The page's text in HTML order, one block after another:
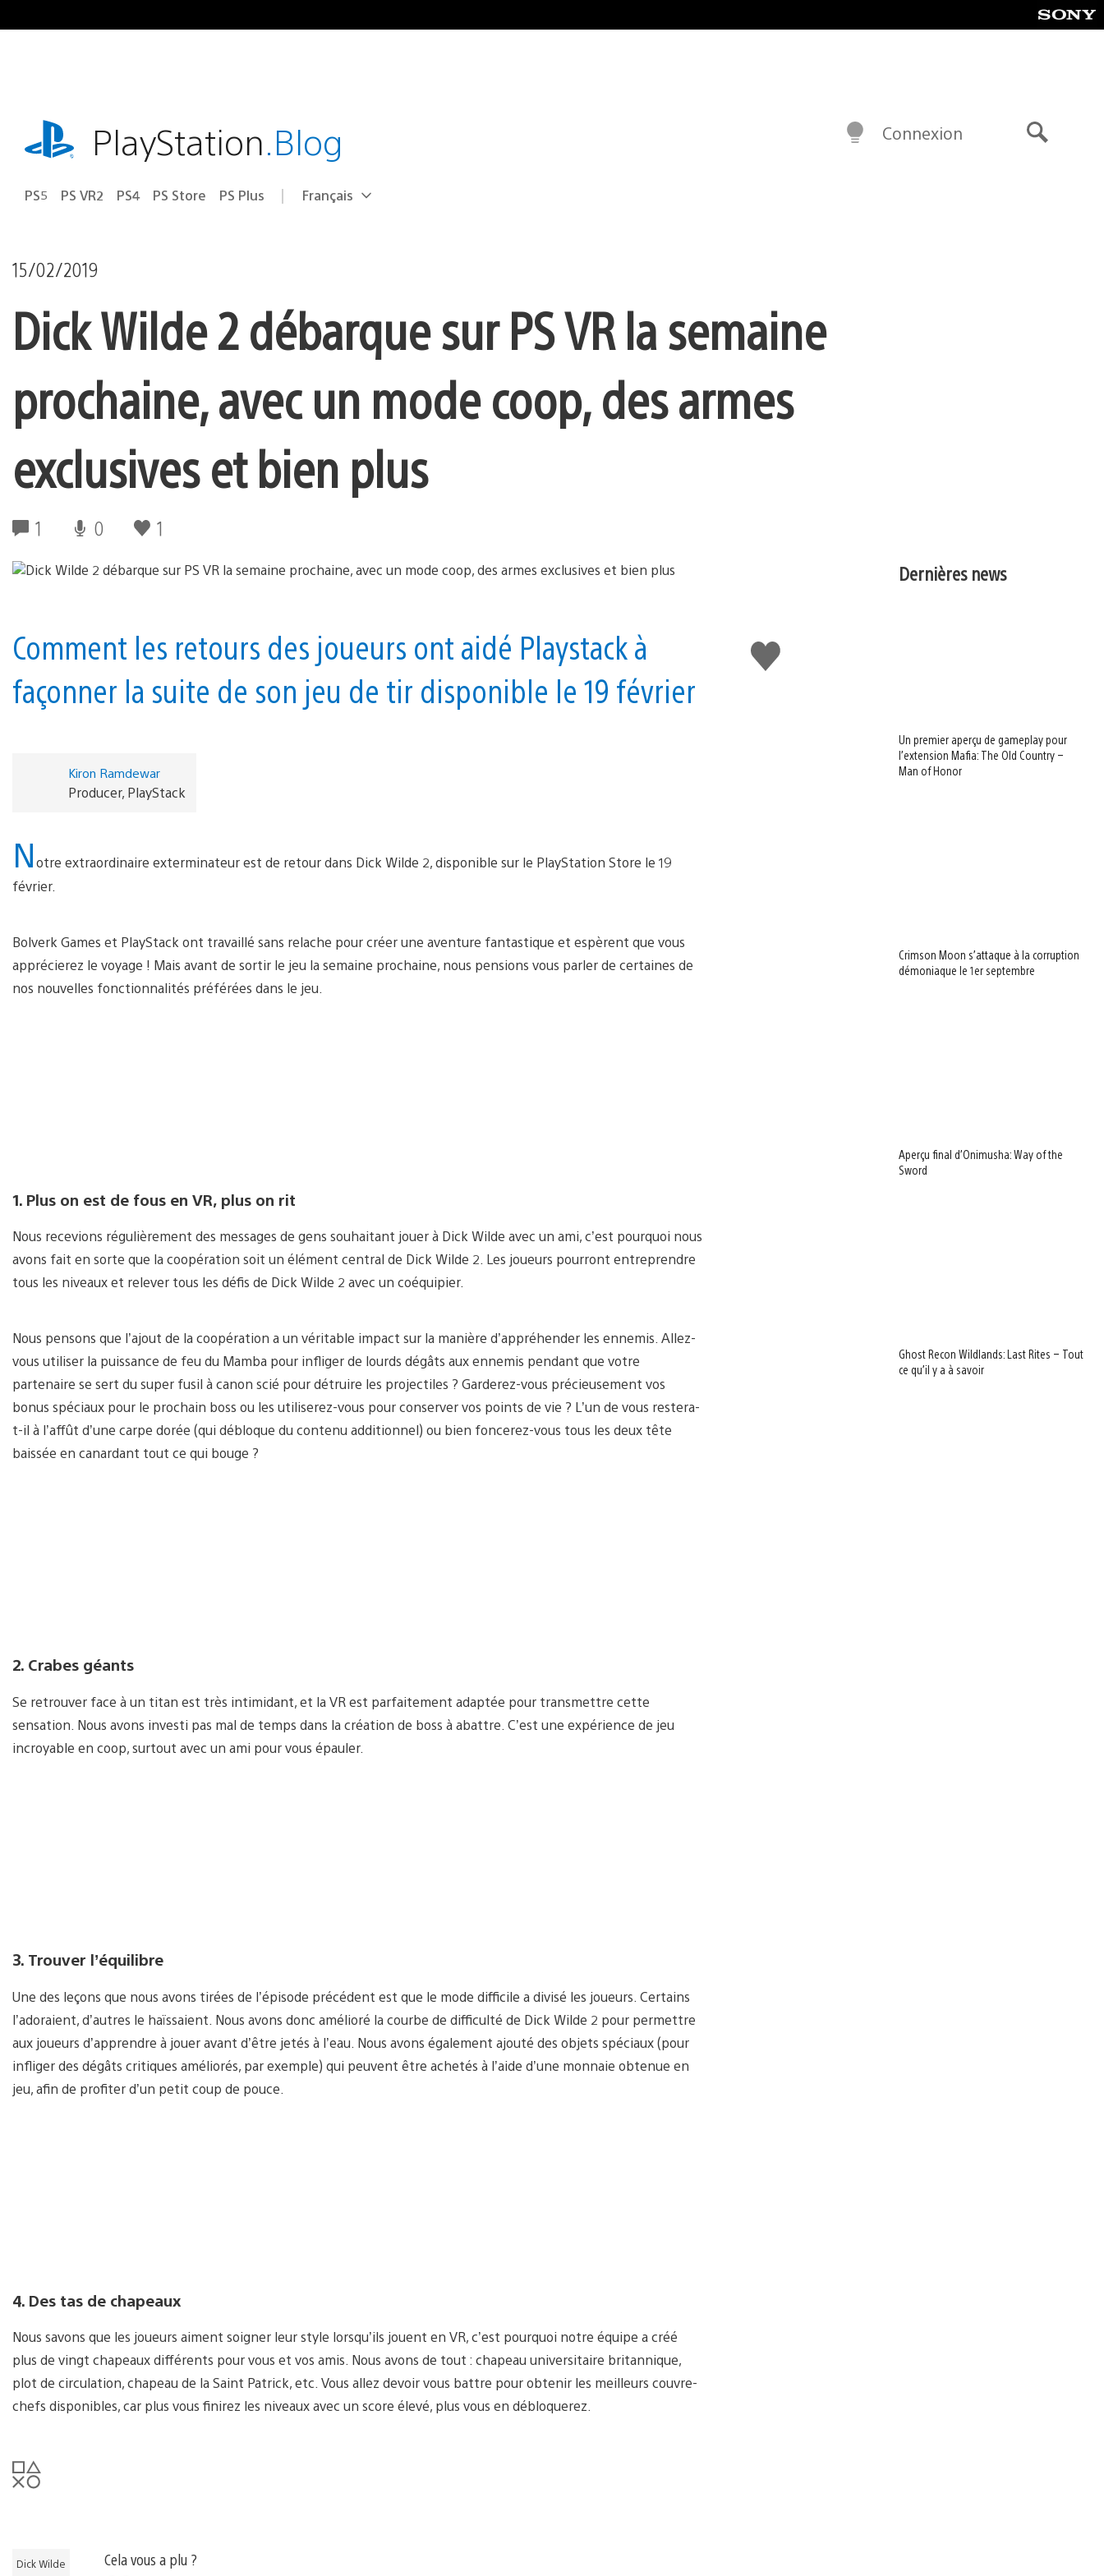
au
playstation.comPlayStation.Blog
PS5 PS VR2 PS4 PS Store PS Plus Choisir
Région
Français
Connexion
15/02/2019
Dick Wilde 2 débarque sur PS VR la semaine
prochaine, avec un mode coop, des armes
exclusives et bien plus
1 0 1
J'aime
Comment les retours des joueurs ont aidé Playstack à
façonner la suite de son jeu de tir disponible le 19 février
Kiron Ramdewar
Producer, PlayStack
Notre extraordinaire exterminateur est de retour dans Dick Wilde 2, disponible sur le PlayStation Store le 19
février.
Bolverk Games et PlayStack ont travaillé sans relache pour créer une aventure fantastique et espèrent que vous
apprécierez le voyage ! Mais avant de sortir le jeu la semaine prochaine, nous pensions vous parler de certaines de
nos nouvelles fonctionnalités préférées dans le jeu.
1. Plus on est de fous en VR, plus on rit
Nous recevions régulièrement des messages de gens souhaitant jouer à Dick Wilde avec un ami, c’est pourquoi nous
avons fait en sorte que la coopération soit un élément central de Dick Wilde 2. Les joueurs pourront entreprendre
tous les niveaux et relever tous les défis de Dick Wilde 2 avec un coéquipier.
Nous pensons que l’ajout de la coopération a un véritable impact sur la manière d’appréhender les ennemis. Allez-
vous utiliser la puissance de feu du Mamba pour infliger de lourds dégâts aux ennemis pendant que votre
partenaire se sert du super fusil à canon scié pour détruire les projectiles ? Garderez-vous précieusement vos
bonus spéciaux pour le prochain boss ou les utiliserez-vous pour conserver vos points de vie ? L’un de vous restera-
t-il à l’affût d’une carpe dorée (qui débloque du contenu additionnel) ou bien foncerez-vous tous les deux tête
baissée en canardant tout ce qui bouge ?
2. Crabes géants
Se retrouver face à un titan est très intimidant, et la VR est parfaitement adaptée pour transmettre cette
sensation. Nous avons investi pas mal de temps dans la création de boss à abattre. C’est une expérience de jeu
incroyable en coop, surtout avec un ami pour vous épauler.
3. Trouver l’équilibre
Une des leçons que nous avons tirées de l’épisode précédent est que le mode difficile a divisé les joueurs. Certains
l’adoraient, d’autres le haïssaient. Nous avons donc amélioré la courbe de difficulté de Dick Wilde 2 pour permettre
aux joueurs d’apprendre à jouer avant d’être jetés à l’eau. Nous avons également ajouté des objets spéciaux (pour
infliger des dégâts critiques améliorés, par exemple) qui peuvent être achetés à l’aide d’une monnaie obtenue en
jeu, afin de profiter d’un petit coup de pouce.
4. Des tas de chapeaux
Nous savons que les joueurs aiment soigner leur style lorsqu’ils jouent en VR, c’est pourquoi notre équipe a créé
plus de vingt chapeaux différents pour vous et vos amis. Nous avons de tout : chapeau universitaire britannique,
plot de circulation, chapeau de la Saint Patrick, etc. Vous allez devoir vous battre pour obtenir les meilleurs couvre-
chefs disponibles, car plus vous finirez les niveaux avec un score élevé, plus vous en débloquerez.
Dick Wilde
Cela vous a plu ?
Dernières news
Un premier aperçu de gameplay pour
l’extension Mafia: The Old Country –
Man of Honor
Crimson Moon s’attaque à la corruption
démoniaque le 1er septembre
Aperçu final d’Onimusha: Way of the
Sword
Ghost Recon Wildlands: Last Rites – Tout
ce qu’il y a à savoir